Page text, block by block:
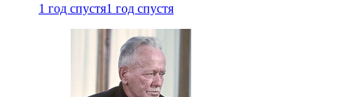
1 год спустя1 год спустя